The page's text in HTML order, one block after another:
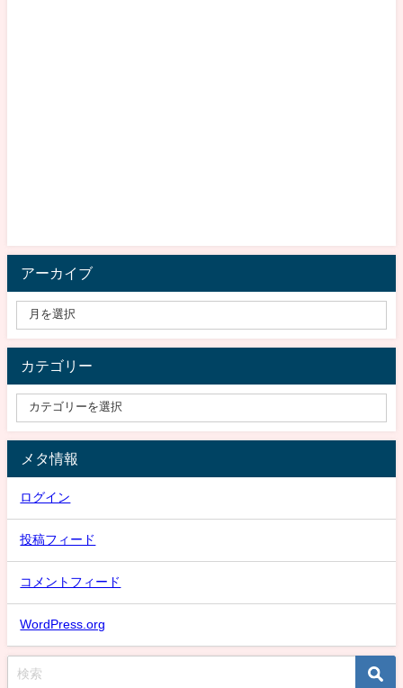
アーカイブ
カテゴリー
メタ情報
ログイン
投稿フィード
コメントフィード
WordPress.org